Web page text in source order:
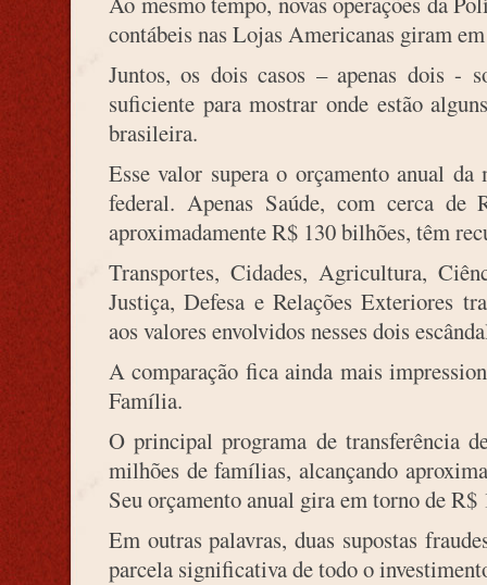
contábeis nas Lojas Americanas giram
Juntos, os dois casos – apenas dois -
suficiente para mostrar onde estão
brasileira.
Esse valor supera o orçamento anual
federal. Apenas Saúde, com cerca de
aproximadamente R$ 130 bilhões, têm
Transportes, Cidades, Agricultura,
Justiça, Defesa e Relações Exteriores
aos valores envolvidos nesses dois
A comparação fica ainda mais
Família.
O principal programa de transferência
milhões de famílias, alcançando
Seu orçamento anual gira em torno de R$
Em outras palavras, duas supostas
parcela significativa de todo o